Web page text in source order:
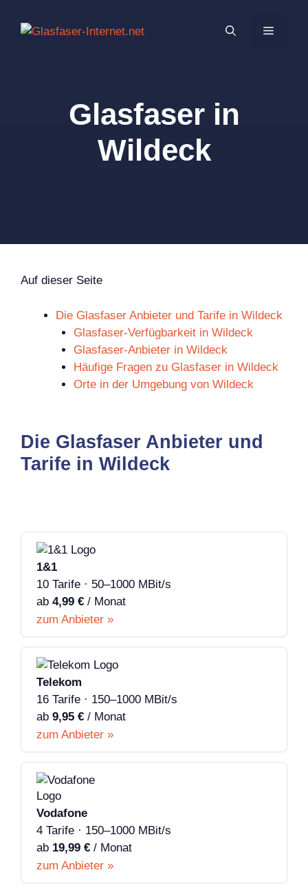
Inhalt
MENÜ
Glasfaser in
Wildeck
Auf dieser Seite
Die Glasfaser Anbieter und Tarife in Wildeck
Glasfaser-Verfügbarkeit in Wildeck
Glasfaser-Anbieter in Wildeck
Häufige Fragen zu Glasfaser in Wildeck
Orte in der Umgebung von Wildeck
Die Glasfaser Anbieter und
Tarife in Wildeck
1&1
10 Tarife · 50–1000 MBit/s
ab 4,99 € / Monat
zum Anbieter »
Telekom
16 Tarife · 150–1000 MBit/s
ab 9,95 € / Monat
zum Anbieter »
Vodafone
4 Tarife · 150–1000 MBit/s
ab 19,99 € / Monat
zum Anbieter »